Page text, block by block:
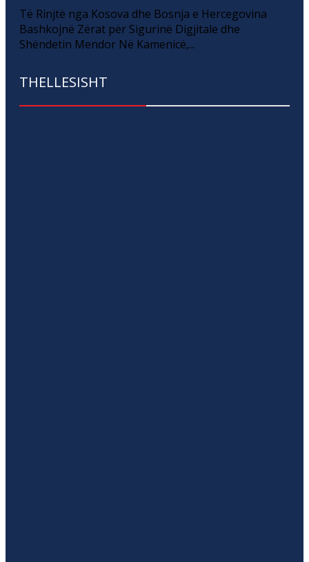
Të Rinjtë nga Kosova dhe Bosnja e Hercegovina
Bashkojnë Zërat për Sigurinë Digjitale dhe
Shëndetin Mendor Në Kamenicë,...
THELLESISHT